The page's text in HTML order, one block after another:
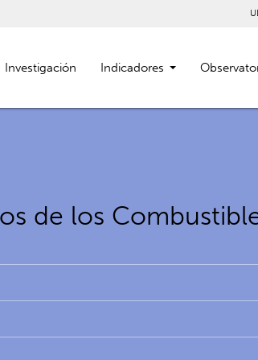
Investigación Indicadores
de los